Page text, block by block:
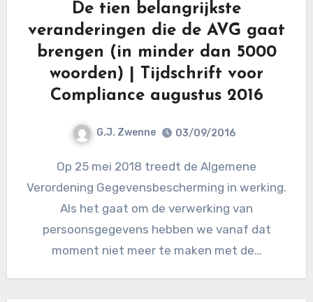
De tien belangrijkste
veranderingen die de AVG gaat
brengen (in minder dan 5000
woorden) | Tijdschrift voor
Compliance augustus 2016
G.J. Zwenne 03/09/2016
Op 25 mei 2018 treedt de Algemene
Verordening Gegevensbescherming in werking.
Als het gaat om de verwerking van
persoonsgegevens hebben we vanaf dat
moment niet meer te maken met de…